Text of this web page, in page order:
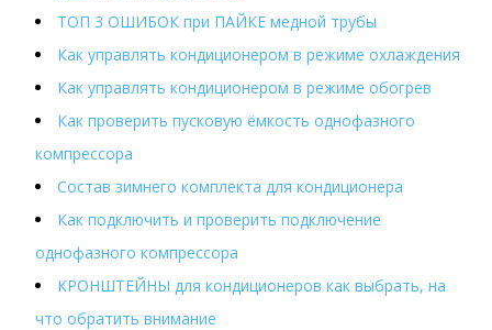
ТОП 3 ОШИБОК при ПАЙКЕ медной трубы
Как управлять кондиционером в режиме охлаждения
Как управлять кондиционером в режиме обогрев
Как проверить пусковую ёмкость однофазного
компрессора
Состав зимнего комплекта для кондиционера
Как подключить и проверить подключение
однофазного компрессора
КРОНШТЕЙНЫ для кондиционеров как выбрать, на
что обратить внимание